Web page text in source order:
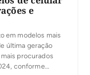
e
em modelos mais
última geração
procurados
conforme